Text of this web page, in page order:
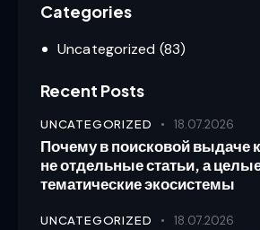
Categories
Uncategorized (83)
Recent Posts
UNCATEGORIZED 18.07.2026
Почему в поисковой выдаче
не отдельные статьи, а
тематические экосистемы
UNCATEGORIZED 18.07.2026